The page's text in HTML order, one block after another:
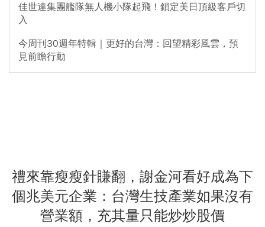
佳世達集團艦隊無人機小隊起飛！鎖定美日頂級客戶切
入
今周刊30週年特輯｜更好的台灣：回望精彩風雲，預
見前瞻行動
禮來靠瘦瘦針賺翻，謝金河看好成為下
個兆美元企業：台灣生技產業如果沒有
營業額，充其量只能炒炒股價